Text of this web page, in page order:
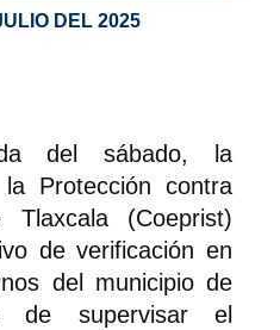
DEL 2025
del sábado, la
Protección contra
Tlaxcala (Coeprist)
de verificación en
del municipio de
supervisar el